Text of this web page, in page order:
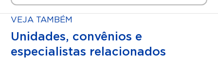
VEJA TAMBÉM
Unidades, convênios e
especialistas relacionados